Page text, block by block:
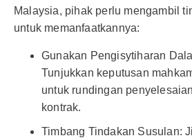
Malaysia, pihak perlu mengambil
untuk memanfaatkannya:
Gunakan Pengisytiharan
Tunjukkan keputusan
untuk rundingan
kontrak.
Timbang Tindakan Susulan: